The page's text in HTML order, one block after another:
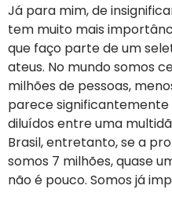
Já para mim, de
tem muito mais
que faço parte de um
ateus. No mundo somos
milhões de pessoas,
parece
diluídos entre uma
Brasil, entretanto, se a
somos 7 milhões, quase
não é pouco. Somos já